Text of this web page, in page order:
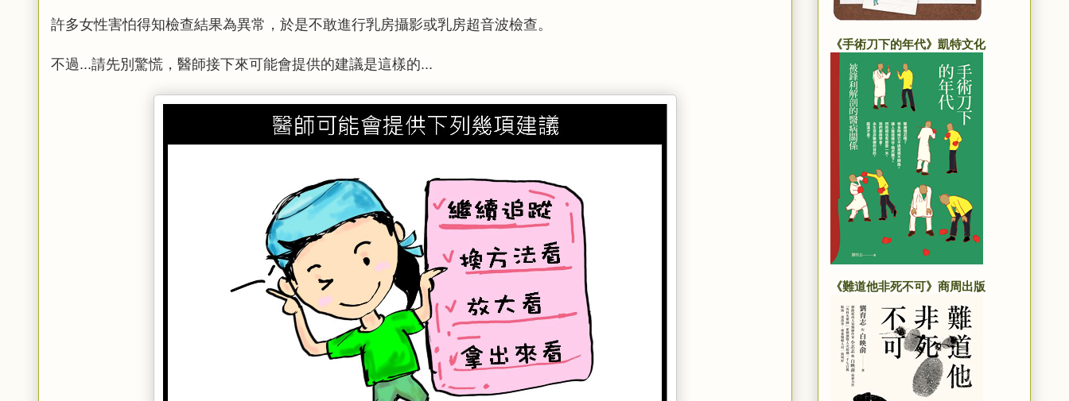
許多女性害怕得知檢查結果為異常，於是不敢進行乳房攝影或乳房超音波檢查。
不過...請先別驚慌，醫師接下來可能會提供的建議是這樣的...
《手術刀下的年代》凱特文化
《難道他非死不可》商周出版